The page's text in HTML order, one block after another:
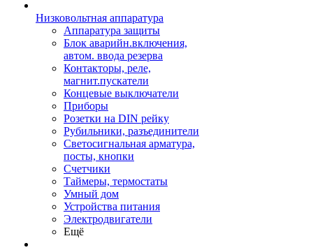
Низковольтная аппаратура
Аппаратура защиты
Блок аварийн.включения,
автом. ввода резерва
Контакторы, реле,
магнит.пускатели
Концевые выключатели
Приборы
Розетки на DIN рейку
Рубильники, разъединители
Светосигнальная арматура,
посты, кнопки
Счетчики
Таймеры, термостаты
Умный дом
Устройства питания
Электродвигатели
Ещё